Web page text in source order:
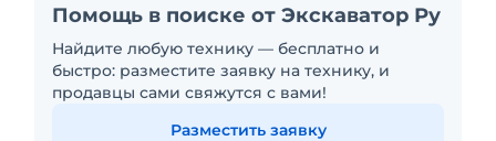
Помощь в поиске от Экскаватор Ру
Найдите любую технику — бесплатно и
быстро: разместите заявку на технику, и
продавцы сами свяжутся с вами!
Разместить заявку